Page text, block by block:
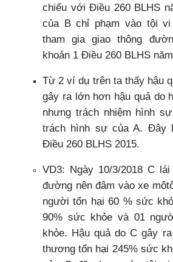
chiếu với Điều 260 BLHS
của B chỉ phạm vào tội
tham gia giao thông
khoản 1 Điều 260 BLHS
Từ 2 ví dụ trên ta thấy hậu
gây ra lớn hơn hậu quả do
nhưng trách nhiệm hình
trách hình sự của A. Đây
Điều 260 BLHS 2015.
VD3: Ngày 10/3/2018 C
đường nên đâm vào xe
người tổn hại 60 % sức
90% sức khỏe và 01
khỏe. Hậu quả do C gây
thương tổn hại 245% sức